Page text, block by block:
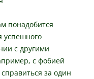
понадобится
успешного
с другими
с фобией
за один